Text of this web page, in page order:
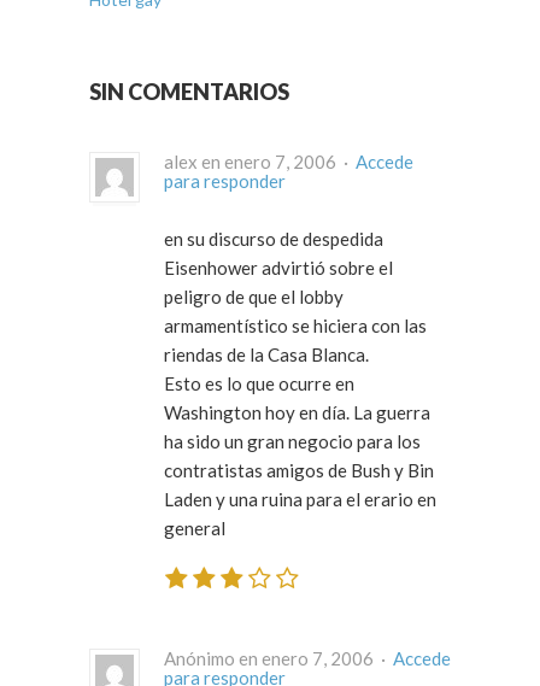
SIN COMENTARIOS
alex en enero 7, 2006 · Accede
para responder
en su discurso de despedida
Eisenhower advirtió sobre el
peligro de que el lobby
armamentístico se hiciera con las
riendas de la Casa Blanca.
Esto es lo que ocurre en
Washington hoy en día. La guerra
ha sido un gran negocio para los
contratistas amigos de Bush y Bin
Laden y una ruina para el erario en
general
Anónimo en enero 7, 2006 · Accede
para responder